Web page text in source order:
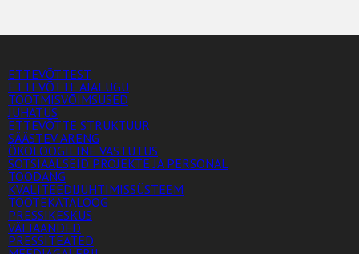
ETTEVÕTTEST
ETTEVÕTTE AJALUGU
TOOTMISVÕIMSUSED
JUHATUS
ETTEVÕTTE STRUKTUUR
SÄÄSTEV ARENG
ÖKOLOOGILINE VASTUTUS
SOTSIAALSEID PROJEKTE JA PERSONAL
TOODANG
KVALITEEDIJUHTIMISSÜSTEEM
TOOTEKATALOOG
PRESSIKESKUS
VÄLJAANDED
PRESSITEATED